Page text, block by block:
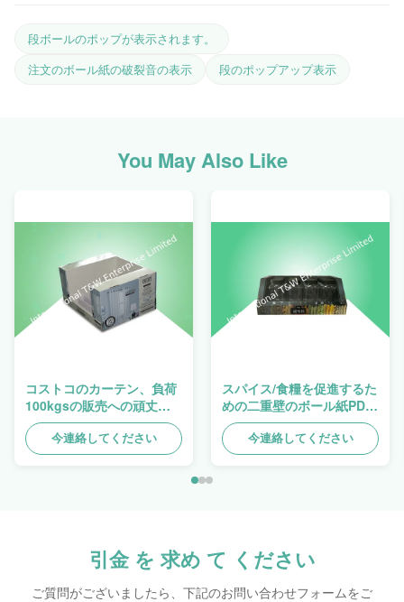
段ボールのポップが表示されます。
注文のボール紙の破裂音の表示
段のポップアップ表示
You May Also Like
コストコのカーテン、負荷
100kgsの販売への頑丈で
積み重ね可能な設計Pdqの
皿
今連絡してください
スパイス/食糧を促進するた
めの二重壁のボール紙PDQ
の皿の頑丈な旋回待避
今連絡してください
引金 を 求め て ください
ご質問がございましたら、下記のお問い合わせフォームをご